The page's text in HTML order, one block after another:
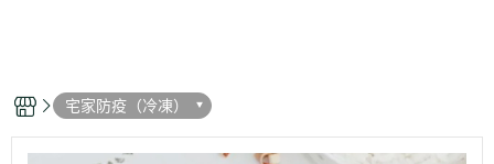
宅家防疫（冷凍）